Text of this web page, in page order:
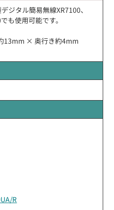
ジタル簡易無線XR7100、
も使用可能です。
13mm × 奥行き約4mm
R